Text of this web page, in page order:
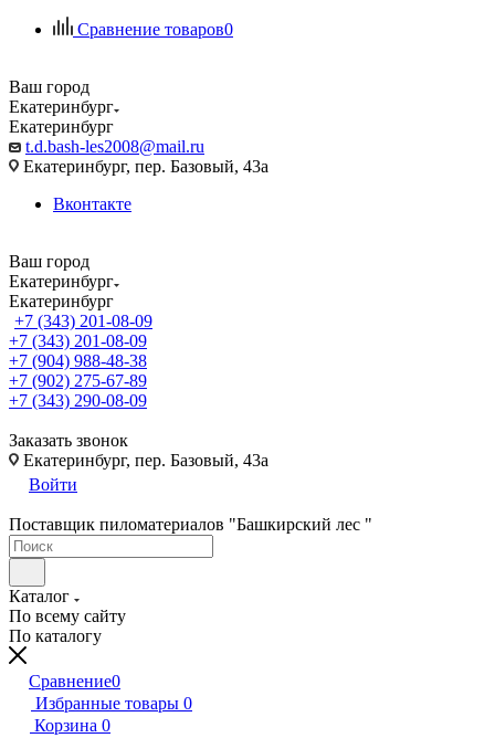
Сравнение товаров0
Ваш город
Екатеринбург
Екатеринбург
t.d.bash-les2008@mail.ru
Екатеринбург, пер. Базовый, 43а
Вконтакте
Ваш город
Екатеринбург
Екатеринбург
+7 (343) 201-08-09
+7 (343) 201-08-09
+7 (904) 988-48-38
+7 (902) 275-67-89
+7 (343) 290-08-09
Заказать звонок
Екатеринбург, пер. Базовый, 43а
Войти
Поставщик пиломатериалов "Башкирский лес "
Каталог
По всему сайту
По каталогу
Сравнение0
Избранные товары 0
Корзина 0